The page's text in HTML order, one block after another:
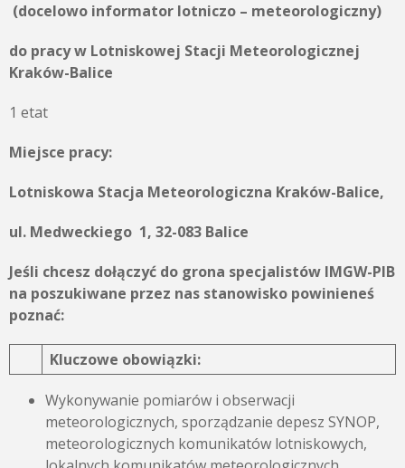
(docelowo informator lotniczo – meteorologiczny)
do pracy w Lotniskowej Stacji Meteorologicznej
Kraków-Balice
1 etat
Miejsce pracy:
Lotniskowa Stacja Meteorologiczna Kraków-Balice,
ul. Medweckiego 1, 32-083 Balice
Jeśli chcesz dołączyć do grona specjalistów IMGW-PIB
na poszukiwane przez nas stanowisko powinieneś
poznać:
Kluczowe obowiązki:
Wykonywanie pomiarów i obserwacji
meteorologicznych, sporządzanie depesz SYNOP,
meteorologicznych komunikatów lotniskowych,